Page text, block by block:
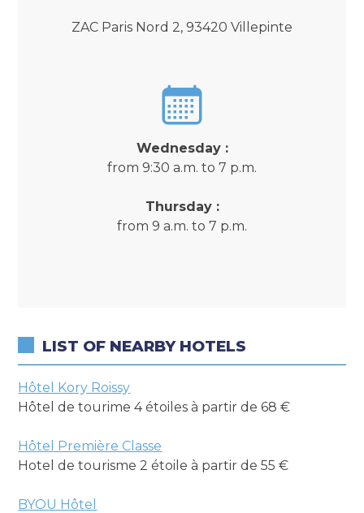
ZAC Paris Nord 2, 93420 Villepinte
Wednesday :
from 9:30 a.m. to 7 p.m.
Thursday :
from 9 a.m. to 7 p.m.
LIST OF NEARBY HOTELS
Hôtel Kory Roissy
Hôtel de tourime 4 étoiles à partir de 68 €
Hôtel Première Classe
Hotel de tourisme 2 étoile à partir de 55 €
BYOU Hôtel